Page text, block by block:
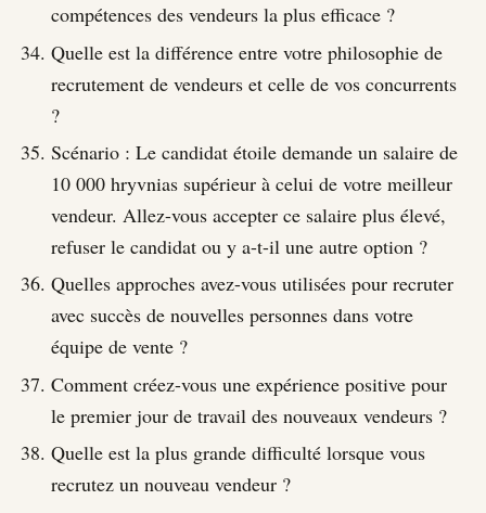
compétences des vendeurs la plus efficace ?
Quelle est la différence entre votre philosophie de
recrutement de vendeurs et celle de vos concurrents
?
Scénario : Le candidat étoile demande un salaire de
10 000 hryvnias supérieur à celui de votre meilleur
vendeur. Allez-vous accepter ce salaire plus élevé,
refuser le candidat ou y a-t-il une autre option ?
Quelles approches avez-vous utilisées pour recruter
avec succès de nouvelles personnes dans votre
équipe de vente ?
Comment créez-vous une expérience positive pour
le premier jour de travail des nouveaux vendeurs ?
Quelle est la plus grande difficulté lorsque vous
recrutez un nouveau vendeur ?